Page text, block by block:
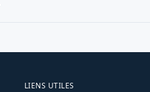
LIENS UTILES